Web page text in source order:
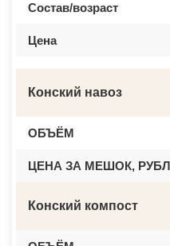
Состав/возраст
Цена
Конский навоз
ОБЪЁМ
ЦЕНА ЗА МЕШОК,
Конский компост